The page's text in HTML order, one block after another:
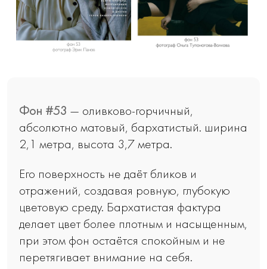
Фон #53 — оливково-горчичный,
абсолютно матовый, бархатистый. ширина
2,1 метра, высота 3,7 метра.
Его поверхность не даёт бликов и
отражений, создавая ровную, глубокую
цветовую среду. Бархатистая фактура
делает цвет более плотным и насыщенным,
при этом фон остаётся спокойным и не
перетягивает внимание на себя.